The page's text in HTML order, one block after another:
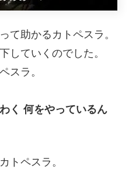
て助かるカトペスラ。
していくのでした。
スラ。
く 何をやっているん
トペスラ。